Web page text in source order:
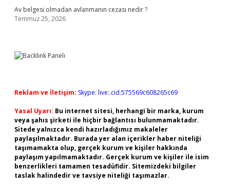
Av belgesi olmadan avlanmanın cezası nedir ?
Temmuz 25, 2026
Reklam ve İletişim: Skype: live:.cid.575569c608265c69
Yasal Uyarı: Bu internet sitesi, herhangi bir marka, kurum
veya şahıs şirketi ile hiçbir bağlantısı bulunmamaktadır.
Sitede yalnızca kendi hazırladığımız makaleler
paylaşılmaktadır. Burada yer alan içerikler haber niteliği
taşımamakta olup, gerçek kurum ve kişiler hakkında
paylaşım yapılmamaktadır. Gerçek kurum ve kişiler ile isim
benzerlikleri tamamen tesadüfidir. Sitemizdeki bilgiler
taslak halindedir ve tavsiye niteliği taşımazlar.